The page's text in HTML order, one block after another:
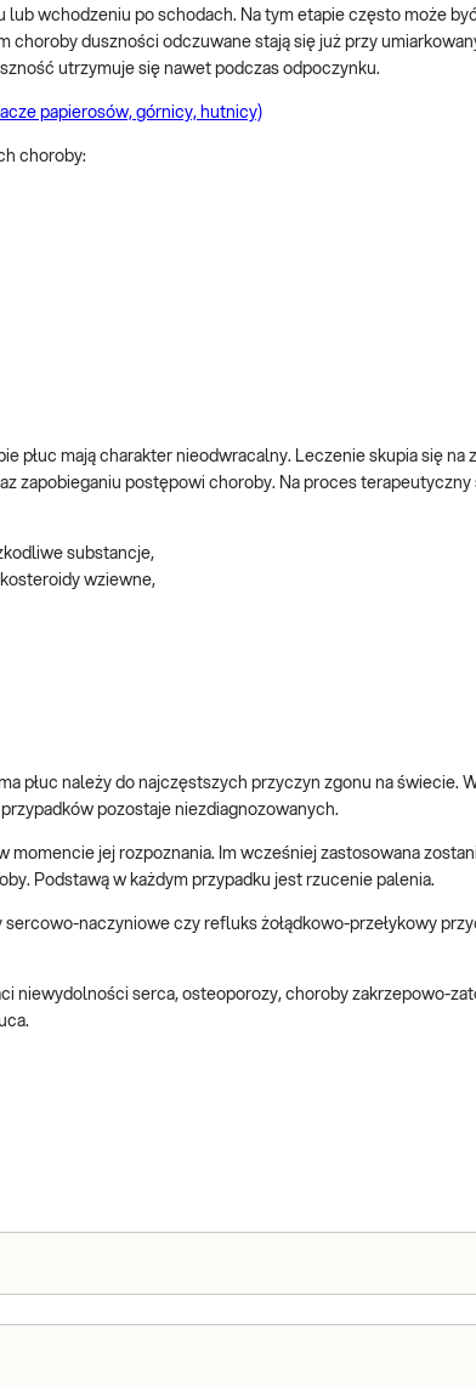
wchodzeniu po schodach. Na tym etapie często może
duszności odczuwane stają się już przy
utrzymuje się nawet podczas odpoczynku.
papierosów, górnicy, hutnicy)
choroby:
płuc mają charakter nieodwracalny. Leczenie skupia się na
zapobieganiu postępowi choroby. Na proces terapeutyczny
substancje,
wziewne,
płuc należy do najczęstszych przyczyn zgonu na świecie.
pozostaje niezdiagnozowanych.
momencie jej rozpoznania. Im wcześniej zastosowana
Podstawą w każdym przypadku jest rzucenie palenia.
sercowo-naczyniowe czy refluks żołądkowo-przełykowy
niewydolności serca, osteoporozy, choroby zakrzepowo-